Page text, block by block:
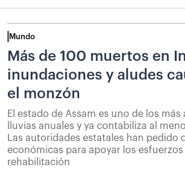
Mundo
Más de 100 muertos en
inundaciones y aludes
el monzón
El estado de Assam es uno de los
lluvias anuales y ya contabiliza al
Las autoridades estatales han pedido
económicas para apoyar los
rehabilitación